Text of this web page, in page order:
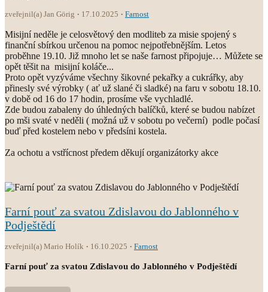
zveřejnil(a) Jan Görig 17.10.2025 Farnost
Misijní neděle je celosvětový den modliteb za misie spojený s
finanční sbírkou určenou na pomoc nejpotřebnějším. Letos
proběhne 19.10. Již mnoho let se naše farnost připojuje… Můžete se
opět těšit na misijní koláče...
Proto opět vyzýváme všechny šikovné pekařky a cukrářky, aby
přinesly své výrobky ( ať už slané či sladké) na faru v sobotu 18.10.
v době od 16 do 17 hodin, prosíme vše vychladlé.
Zde budou zabaleny do úhledných balíčků, které se budou nabízet
po mši svaté v neděli ( možná už v sobotu po večerní) podle počasí
buď před kostelem nebo v předsíni kostela.
Za ochotu a vstřícnost předem děkují organizátorky akce
Farní pouť za svatou Zdislavou do Jablonného v
Podještědí
zveřejnil(a) Mario Holík 16.10.2025 Farnost
Farní pouť za svatou Zdislavou do Jablonného v Podještědí